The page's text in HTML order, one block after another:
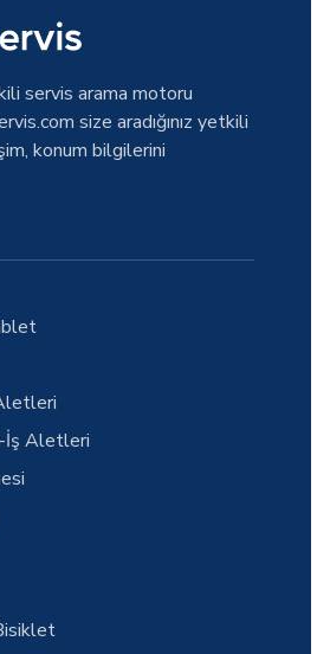
servis arama motoru
size aradığınız yetkili
konum bilgilerini
İş Aletleri